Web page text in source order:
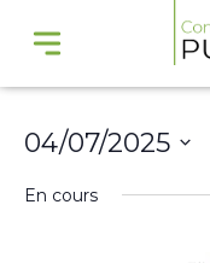
04/07/2025
En cours